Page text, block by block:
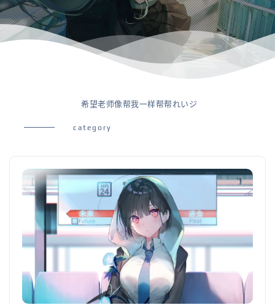
希望老师像帮我一样帮帮れいジ
category